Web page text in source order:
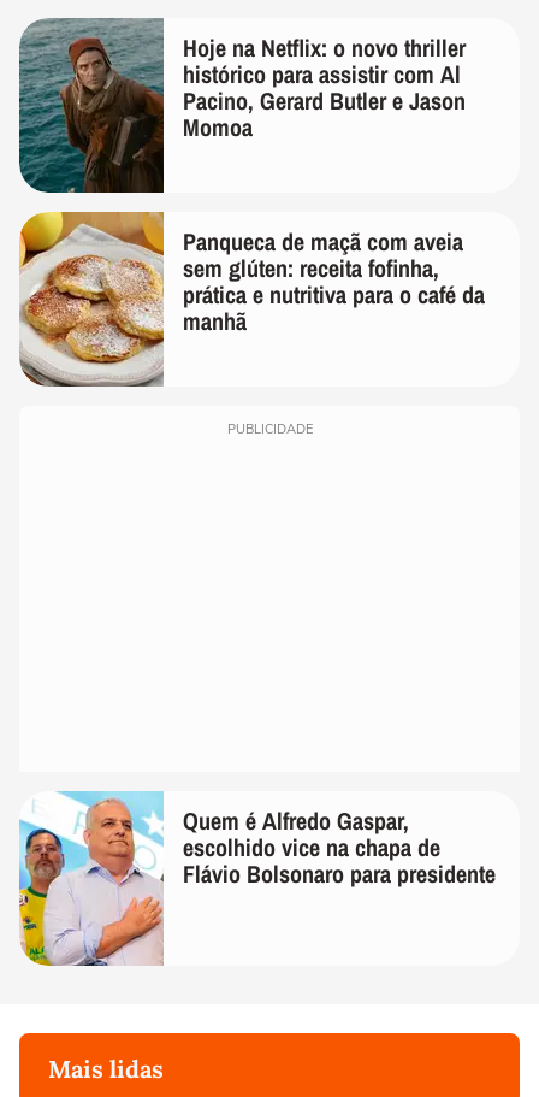
Hoje na Netflix: o novo thriller
histórico para assistir com Al
Pacino, Gerard Butler e Jason
Momoa
Panqueca de maçã com aveia
sem glúten: receita fofinha,
prática e nutritiva para o café da
manhã
PUBLICIDADE
Quem é Alfredo Gaspar,
escolhido vice na chapa de
Flávio Bolsonaro para presidente
Mais lidas